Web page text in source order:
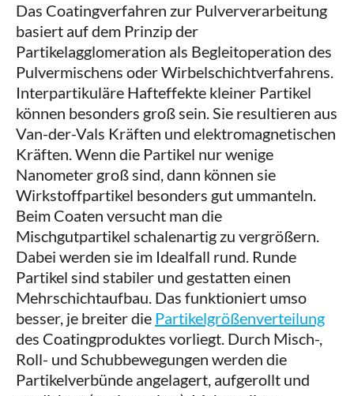
Das Coatingverfahren zur Pulververarbeitung
basiert auf dem Prinzip der
Partikelagglomeration als Begleitoperation des
Pulvermischens oder Wirbelschichtverfahrens.
Interpartikuläre Hafteffekte kleiner Partikel
können besonders groß sein. Sie resultieren aus
Van-der-Vals Kräften und elektromagnetischen
Kräften. Wenn die Partikel nur wenige
Nanometer groß sind, dann können sie
Wirkstoffpartikel besonders gut ummanteln.
Beim Coaten versucht man die
Mischgutpartikel schalenartig zu vergrößern.
Dabei werden sie im Idealfall rund. Runde
Partikel sind stabiler und gestatten einen
Mehrschichtaufbau. Das funktioniert umso
besser, je breiter die Partikelgrößenverteilung
des Coatingproduktes vorliegt. Durch Misch-,
Roll- und Schubbewegungen werden die
Partikelverbünde angelagert, aufgerollt und